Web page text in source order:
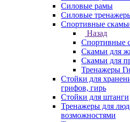
Силовые рамы
Силовые
Спортивные
Назад
Спортивные
Скамьи для
Скамьи для
Тренажеры
Стойки для
грифов, гирь
Стойки для штанги
Тренажеры для
возможностями